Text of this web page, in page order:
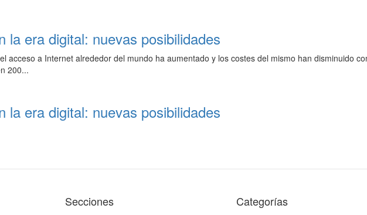
la era digital: nuevas posibilidades
acceso a Internet alrededor del mundo ha aumentado y los costes del mismo han disminuido
200...
la era digital: nuevas posibilidades
Secciones Categorías